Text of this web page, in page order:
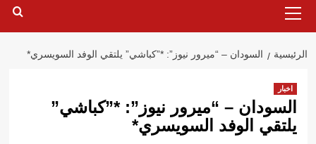
الرئيسية
الرئيسية السودان – “ميرور نيوز”: *”كباشي” يلتقي الوفد السويسري*
اخبار
السودان – “ميرور نيوز”: *”كباشي”
يلتقي الوفد السويسري*